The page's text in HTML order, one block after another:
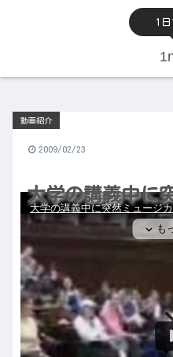
1日
大学の講義中に
動画紹介
2009/02/23